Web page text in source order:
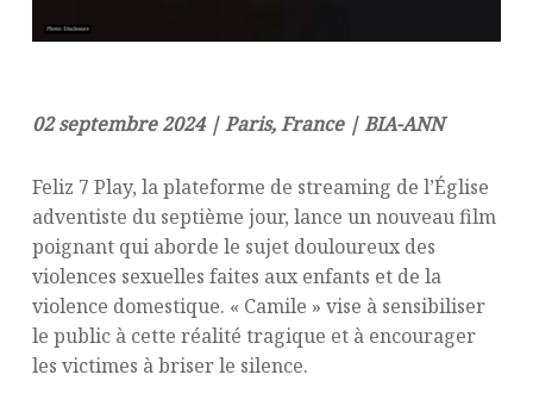
02 septembre 2024 | Paris, France | BIA-ANN
Feliz 7 Play, la plateforme de streaming de l’Église
adventiste du septième jour, lance un nouveau film
poignant qui aborde le sujet douloureux des
violences sexuelles faites aux enfants et de la
violence domestique. « Camile » vise à sensibiliser
le public à cette réalité tragique et à encourager
les victimes à briser le silence.